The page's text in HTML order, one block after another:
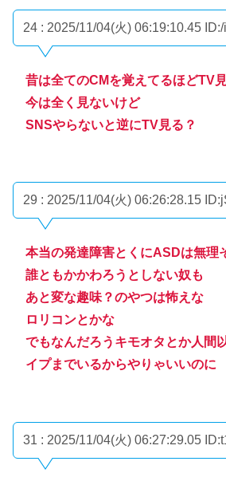
24 : 2025/11/04(火) 06:19:10.45
昔は全てのCMを覚えてるほどTV
今は全く見ないけど
SNSやらないと逆にTV見る？
29 : 2025/11/04(火) 06:26:28.15
本当の発達障害とくにASDは無理
誰ともかかわろうとしない奴も
あと変な趣味？のやつは怖えな
ロリコンとかな
でもなんだろうキモオタとか人間
イプまでいるからやりゃいいのに
31 : 2025/11/04(火) 06:27:29.05